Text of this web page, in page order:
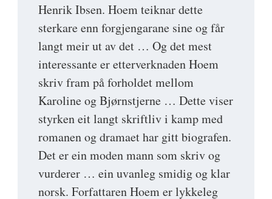
Henrik Ibsen. Hoem teiknar dette
sterkare enn forgjengarane sine og får
langt meir ut av det … Og det mest
interessante er etterverknaden Hoem
skriv fram på forholdet mellom
Karoline og Bjørnstjerne … Dette viser
styrken eit langt skriftliv i kamp med
romanen og dramaet har gitt biografen.
Det er ein moden mann som skriv og
vurderer … ein uvanleg smidig og klar
norsk. Forfattaren Hoem er lykkeleg